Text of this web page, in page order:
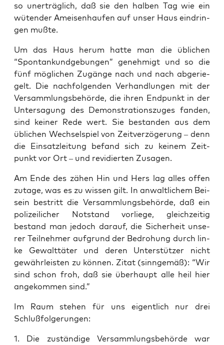
so uner­träg­lich, daß sie den hal­ben Tag wie ein
wüten­der Amei­sen­hau­fen auf unser Haus ein­drin­
gen mußte.
Um das Haus her­um hat­te man die übli­chen
“Spon­tan­kund­ge­bun­gen” geneh­migt und so die
fünf mög­li­chen Zugän­ge nach und nach abge­rie­
gelt. Die nach­fol­gen­den Ver­hand­lun­gen mit der
Ver­samm­lungs­be­hör­de, die ihren End­punkt in der
Unter­sa­gung des Demons­tra­ti­ons­zu­ges fan­den,
sind kei­ner Rede wert. Sie bestan­den aus dem
übli­chen Wech­sel­spiel von Zeit­ver­zö­ge­rung – denn
die Ein­satz­lei­tung befand sich zu kei­nem Zeit­
punkt vor Ort – und revi­dier­ten Zusagen.
Am Ende des zähen Hin und Hers lag alles offen
zuta­ge, was es zu wis­sen gilt. In anwalt­li­chem Bei­
sein bestritt die Ver­samm­lungs­be­hör­de, daß ein
poli­zei­li­cher Not­stand vor­lie­ge, gleich­zei­tig
bestand man jedoch dar­auf, die Sicher­heit unse­
rer Teil­neh­mer auf­grund der Bedro­hung durch lin­
ke Gewalt­tä­ter und deren Unter­stüt­zer nicht
gewähr­leis­ten zu kön­nen. Zitat (sinn­ge­mäß): “Wir
sind schon froh, daß sie über­haupt alle heil hier
ange­kom­men sind.”
Im Raum ste­hen für uns eigent­lich nur drei
Schlußfolgerungen:
1. Die zustän­di­ge Ver­samm­lungs­be­hör­de war